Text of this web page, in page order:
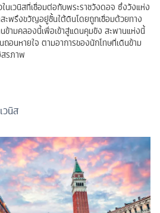
นเวนิสที่เชื่อมต่อกับพระราชวังดอจ ซึ่งวังแห่ง
ะพรึงขวัญอยู่ชั้นใต้ดินโดยถูกเชื่อมด้วยทาง
ข้ามคลองนี้เพื่อเข้าสู่แดนคุมขัง สะพานแห่งนี้
ถอนหายใจ ตามอาการของนักโทษที่เดินข้าม
รภาพ
วนิส